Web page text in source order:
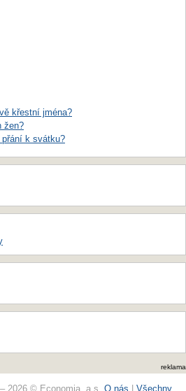
křestní jména?
žen?
k svátku?
reklama
2026 © Economia, a.s. O nás Všechny